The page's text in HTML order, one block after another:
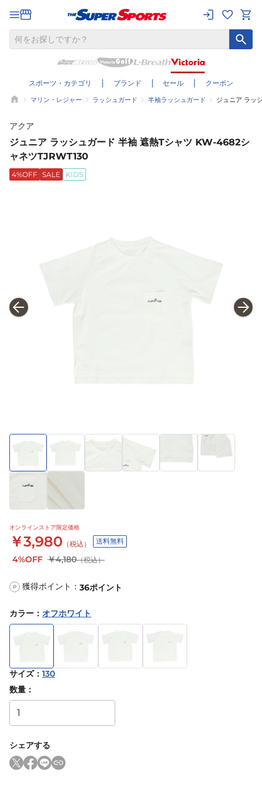
スポーツ・カテゴリ ブランド セール クーポン
マリン・レジャー ラッシュガード 半袖ラッシュガード ジュニア ラッ
アクア
ジュニア ラッシュガード 半袖 遮熱Tシャツ KW-4682シ
ャネツTJRWT130
4%OFF SALE KIDS
オンラインストア限定価格
￥3,980 （税込） 送料無料
4%OFF ￥4,180（税込）
P 獲得ポイント： 36ポイント
カラー ： オフホワイト
サイズ： 130
数量：
シェアする